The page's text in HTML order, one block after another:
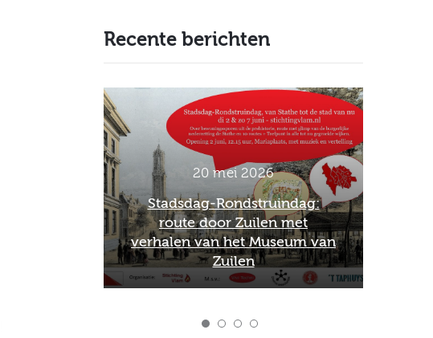
Recente berichten
2 maart 2026
Officieel afscheid Wim van
Scharenburg als directeur van
het Museum van Zuilen